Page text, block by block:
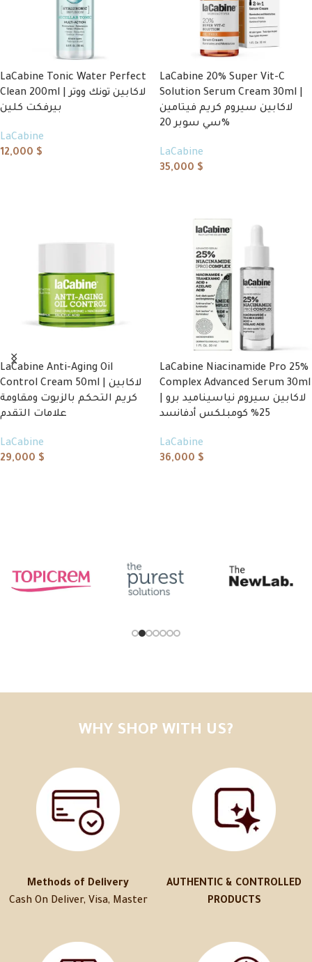
LaCabine Tonic Water Perfect
Clean 200ml | لاكابين تونك ووتر
بيرفكت كلين
LaCabine
12,000 $
LaCabine 20% Super Vit-C
Solution Serum Cream 30ml |
لاكابين سيروم كريم فيتامين
سي سوبر 20%
LaCabine
35,000 $
LaCabine Anti-Aging Oil
Control Cream 50ml | لاكابين
كريم التحكم بالزيوت ومقاومة
علامات التقدم
LaCabine
29,000 $
LaCabine Niacinamide Pro 25%
Complex Advanced Serum 30ml
25% كومبلكس أدفانسد
LaCabine
36,000 $
WHY SHOP WITH US?
Methods of Delivery
Cash On Deliver, Visa, Master
AUTHENTIC & CONTROLLED
PRODUCTS